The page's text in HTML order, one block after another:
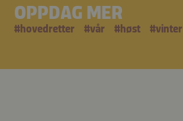
OPPDAG MER
#hovedretter #vår #høst #vinter